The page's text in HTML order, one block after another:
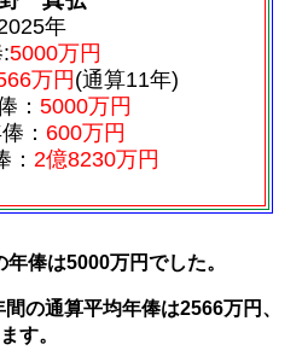
年
:5000万円
万円(通算11年)
： 5000万円
： 600万円
2億8230万円
俸は5000万円でした。
の通算平均年俸は2566万円、
す。